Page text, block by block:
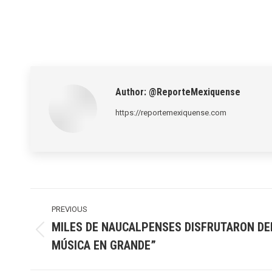
Author: @ReporteMexiquense
https://reportemexiquense.com
navigation
PREVIOUS
Previous
post:
MILES DE NAUCALPENSES DISFRUTARON
MÚSICA EN GRANDE”